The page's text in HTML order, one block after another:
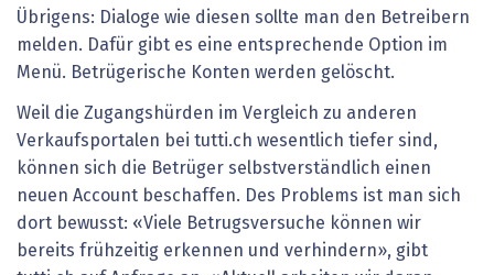
Übrigens: Dialoge wie diesen sollte man den Betreibern
melden. Dafür gibt es eine entsprechende Option im
Menü. Betrügerische Konten werden gelöscht.
Weil die Zugangshürden im Vergleich zu anderen
Verkaufsportalen bei tutti.ch wesentlich tiefer sind,
können sich die Betrüger selbstverständlich einen
neuen Account beschaffen. Des Problems ist man sich
dort bewusst: «Viele Betrugsversuche können wir
bereits frühzeitig erkennen und verhindern», gibt